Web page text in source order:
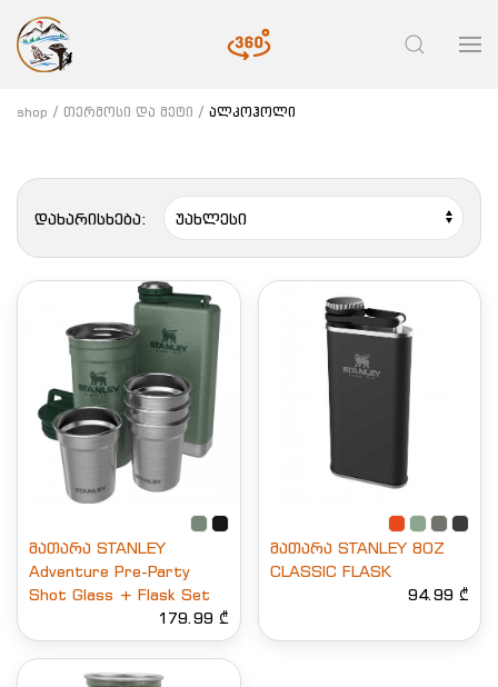
shop თერმოსი და მეტი ალკოჰოლი
დახარისხება:
მათარა STANLEY
Adventure Pre-Party
Shot Glass + Flask Set
179.99 ₾
მათარა STANLEY 8OZ
CLASSIC FLASK
94.99 ₾